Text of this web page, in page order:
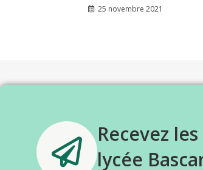
25 novembre 2021
Recevez
lycée